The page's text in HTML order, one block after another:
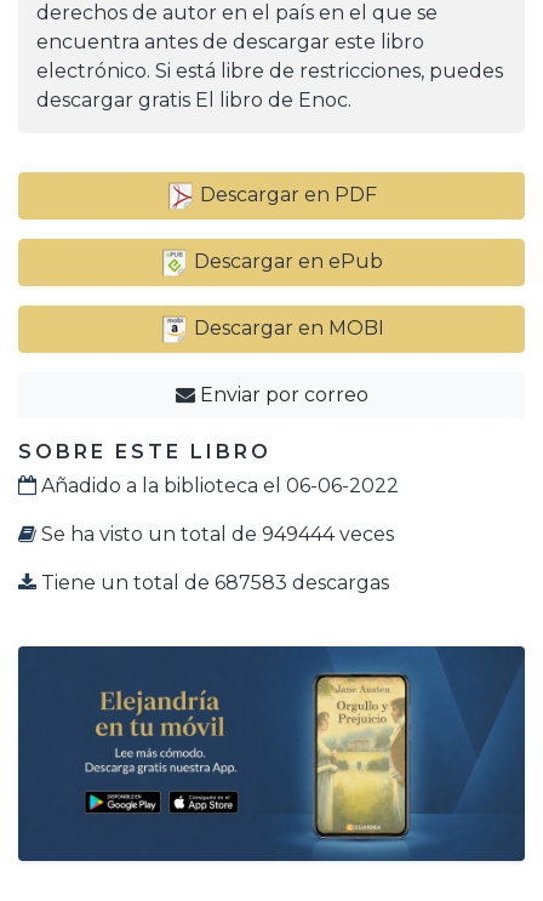
derechos de autor en el país en el que se
encuentra antes de descargar este libro
electrónico. Si está libre de restricciones, puedes
descargar gratis El libro de Enoc.
Descargar en PDF
Descargar en ePub
Descargar en MOBI
Enviar por correo
SOBRE ESTE LIBRO
Añadido a la biblioteca el 06-06-2022
Se ha visto un total de 949444 veces
Tiene un total de 687583 descargas